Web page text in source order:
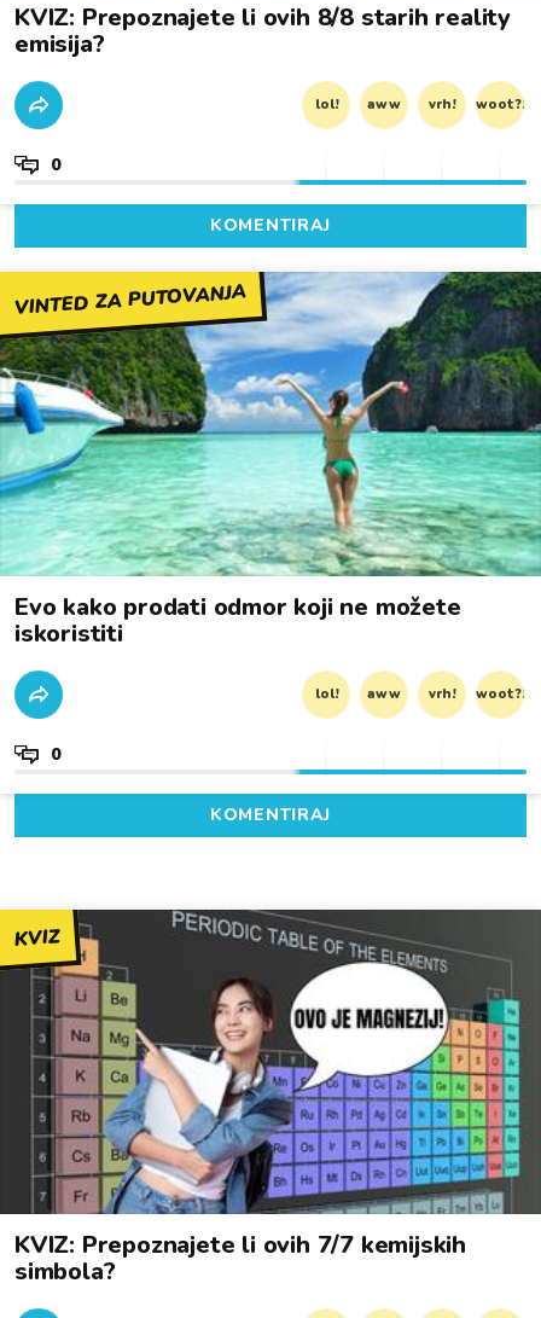
KVIZ: Prepoznajete li ovih 8/8 starih reality
emisija?
lol! aww vrh! woot?!
0
KOMENTIRAJ
VINTED ZA PUTOVANJA
Evo kako prodati odmor koji ne možete
iskoristiti
lol! aww vrh! woot?!
0
KOMENTIRAJ
KVIZ
KVIZ: Prepoznajete li ovih 7/7 kemijskih
simbola?